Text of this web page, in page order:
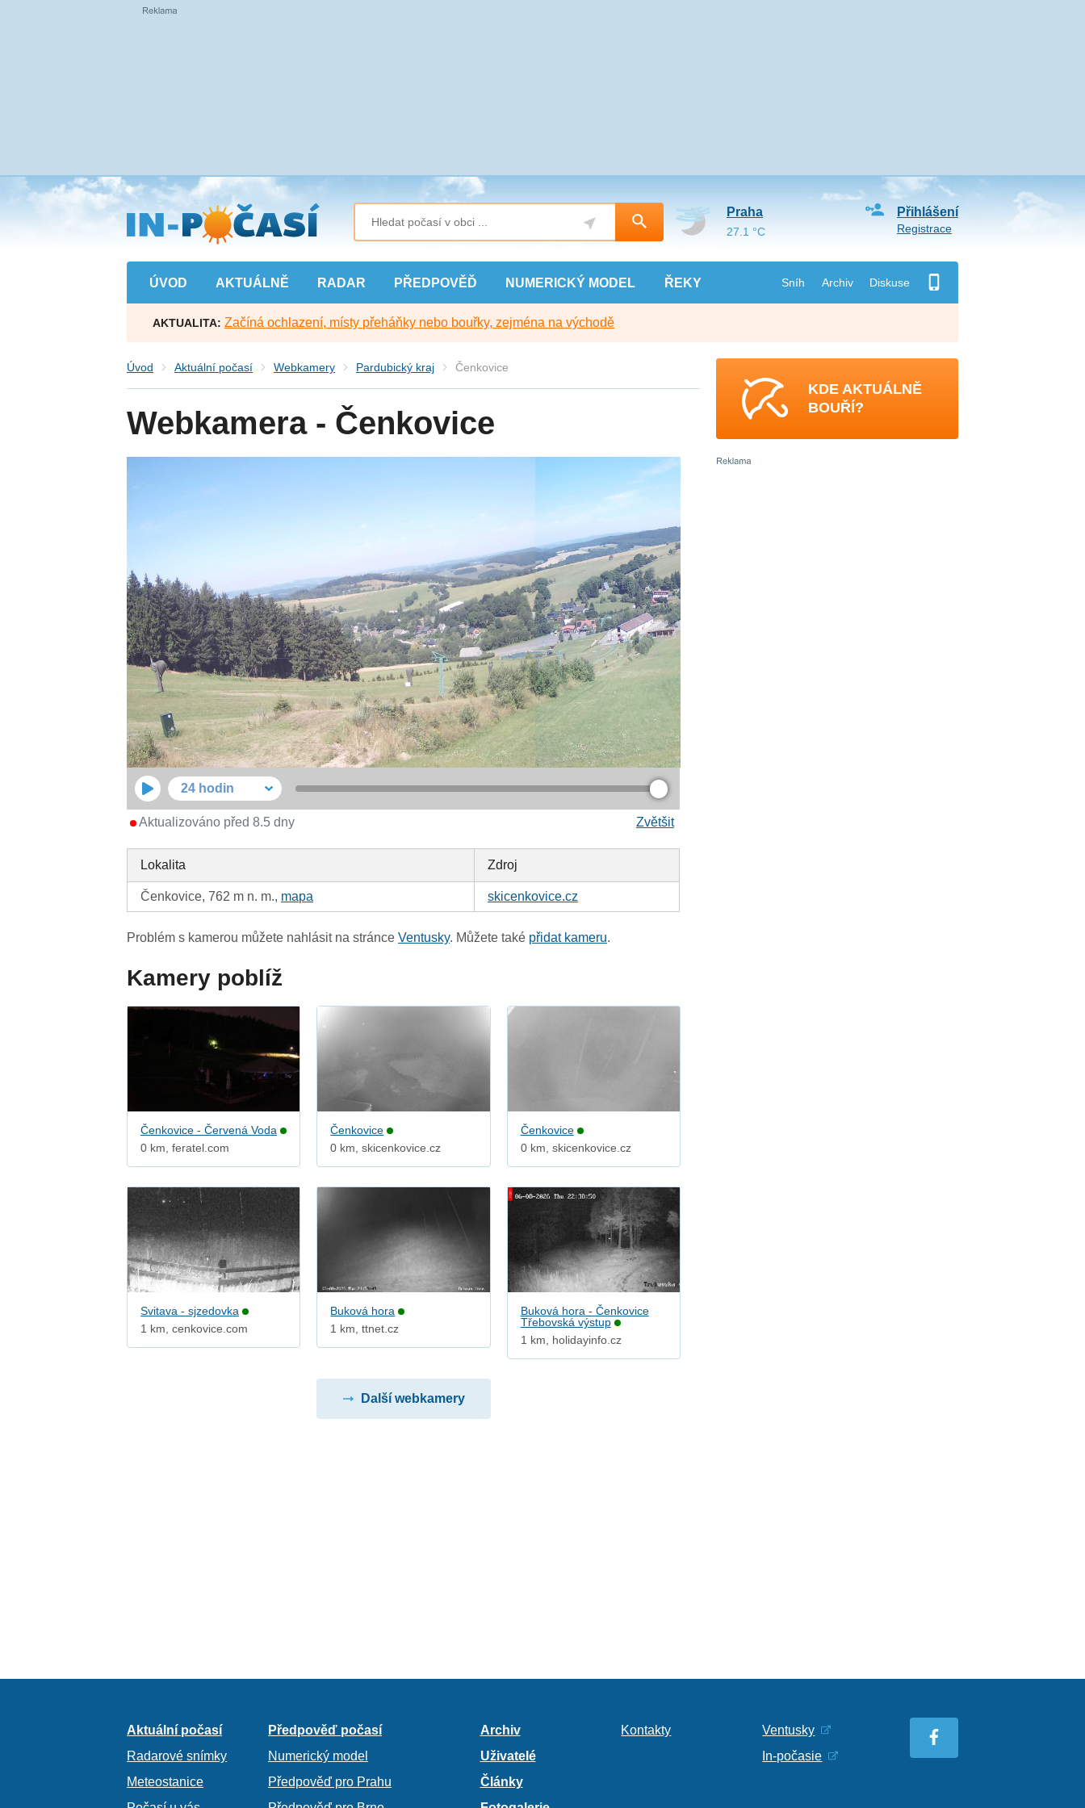
Přejít
na
hlavní
obsah
ÚVOD AKTUÁLNĚ RADAR PŘEDPOVĚĎ NUMERICKÝ MODEL ŘEKY Sníh Archiv Diskuse
Přihlášení
Registrace
Praha
27.1 °C
AKTUALITA: Začíná ochlazení, místy přeháňky nebo bouřky, zejména na východě
Úvod Aktuální počasí Webkamery Pardubický kraj Čenkovice
Webkamera - Čenkovice
24 hodin
Zvětšit
Aktualizováno před 8.5 dny
Lokalita Zdroj
Čenkovice, 762 m n. m., mapa skicenkovice.cz
Problém s kamerou můžete nahlásit na stránceVentusky. Můžete také přidat kameru.
Kamery poblíž
Čenkovice - Červená Voda
0 km, feratel.com
Čenkovice
0 km, skicenkovice.cz
Čenkovice
0 km, skicenkovice.cz
Svitava - sjzedovka
1 km, cenkovice.com
Buková hora
1 km, ttnet.cz
Buková hora - Čenkovice
Třebovská výstup
1 km, holidayinfo.cz
Další webkamery
KDE AKTUÁLNĚ
BOUŘÍ?
Aktuální počasí
Radarové snímky
Meteostanice
Předpověď počasí
Numerický model
Předpověď pro Prahu
Archiv
Uživatelé
Články
Kontakty
Ventusky
In-počasie